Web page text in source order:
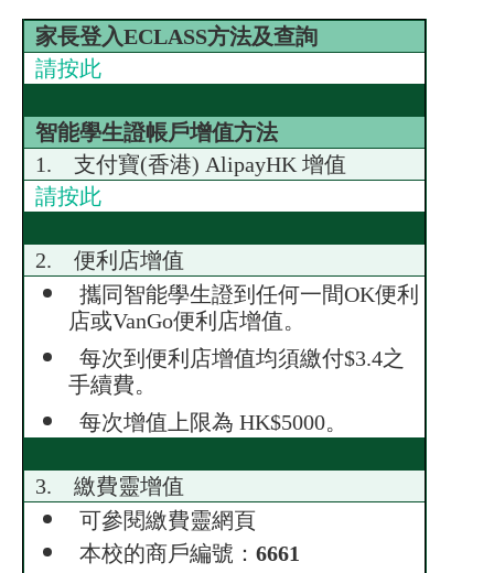
家長登入ECLASS方法及查詢
請按此
智能學生證帳戶增值方法
1. 支付寶(香港) AlipayHK 增值
請按此
2. 便利店增值
攜同智能學生證到任何一間OK便利
店或VanGo便利店增值。
每次到便利店增值均須繳付$3.4之
手續費。
每次增值上限為 HK$5000。
3. 繳費靈增值
可參閱繳費靈網頁
本校的商戶編號： 6661